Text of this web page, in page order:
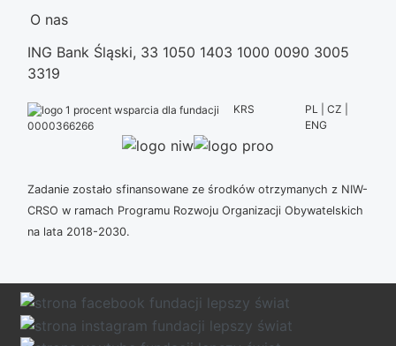
O nas
ING Bank Śląski, 33 1050 1403 1000 0090 3005
3319
KRS
0000366266
PL | CZ |
ENG
Zadanie zostało sfinansowane ze środków otrzymanych z NIW-
CRSO w ramach Programu Rozwoju Organizacji Obywatelskich
na lata 2018-2030.